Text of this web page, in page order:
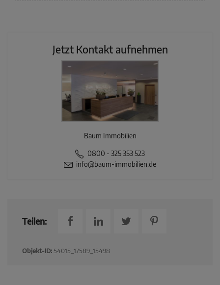
Jetzt Kontakt aufnehmen
Baum Immobilien
0800 - 325 353 523
info@baum-immobilien.de
Teilen:
Objekt-ID: 54015_17589_15498